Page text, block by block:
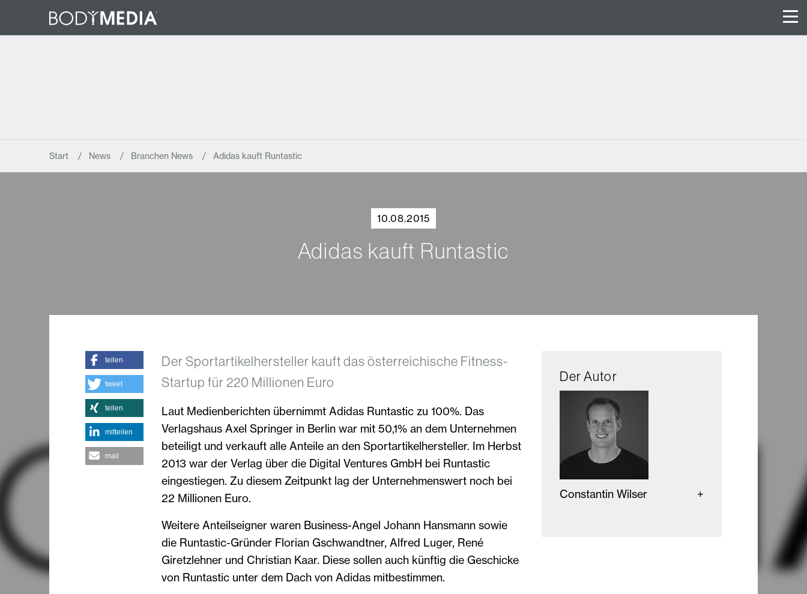
Start News Branchen News Adidas kauft Runtastic
10.08.2015
Adidas kauft Runtastic
Der Sportartikelhersteller kauft das österreichische Fitness-
Startup für 220 Millionen Euro
Laut Medienberichten übernimmt Adidas Runtastic zu 100%. Das
Verlagshaus Axel Springer in Berlin war mit 50,1% an dem Unternehmen
beteiligt und verkauft alle Anteile an den Sportartikelhersteller. Im Herbst
2013 war der Verlag über die Digital Ventures GmbH bei Runtastic
eingestiegen. Zu diesem Zeitpunkt lag der Unternehmenswert noch bei
22 Millionen Euro.
Weitere Anteilseigner waren Business-Angel Johann Hansmann sowie
die Runtastic-Gründer Florian Gschwandtner, Alfred Luger, René
Giretzlehner und Christian Kaar. Diese sollen auch künftig die Geschicke
von Runtastic unter dem Dach von Adidas mitbestimmen.
teilen
tweet
teilen
mitteilen
mail
Der Autor
Constantin Wilser